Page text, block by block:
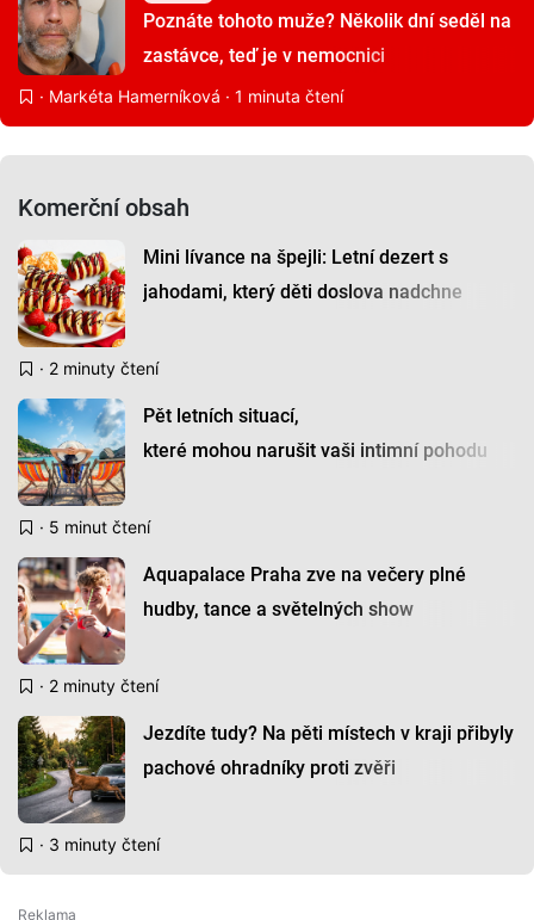
Poznáte tohoto muže? Několik dní seděl na
zastávce, teď je v nemocnici
· Markéta Hamerníková · 1 minuta čtení
Komerční obsah
Mini lívance na špejli: Letní dezert s
jahodami, který děti doslova nadchne
· 2 minuty čtení
Pět letních situací,
které mohou narušit vaši intimní pohodu
· 5 minut čtení
Aquapalace Praha zve na večery plné
hudby, tance a světelných show
· 2 minuty čtení
Jezdíte tudy? Na pěti místech v kraji přibyly
pachové ohradníky proti zvěři
· 3 minuty čtení